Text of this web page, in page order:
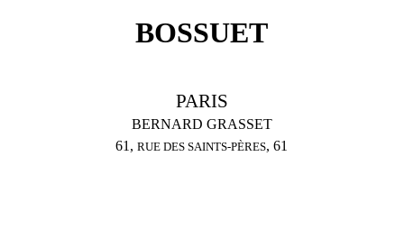
BOSSUET
PARIS
BERNARD GRASSET
61,RUE DES SAINTS-PÈRES, 61